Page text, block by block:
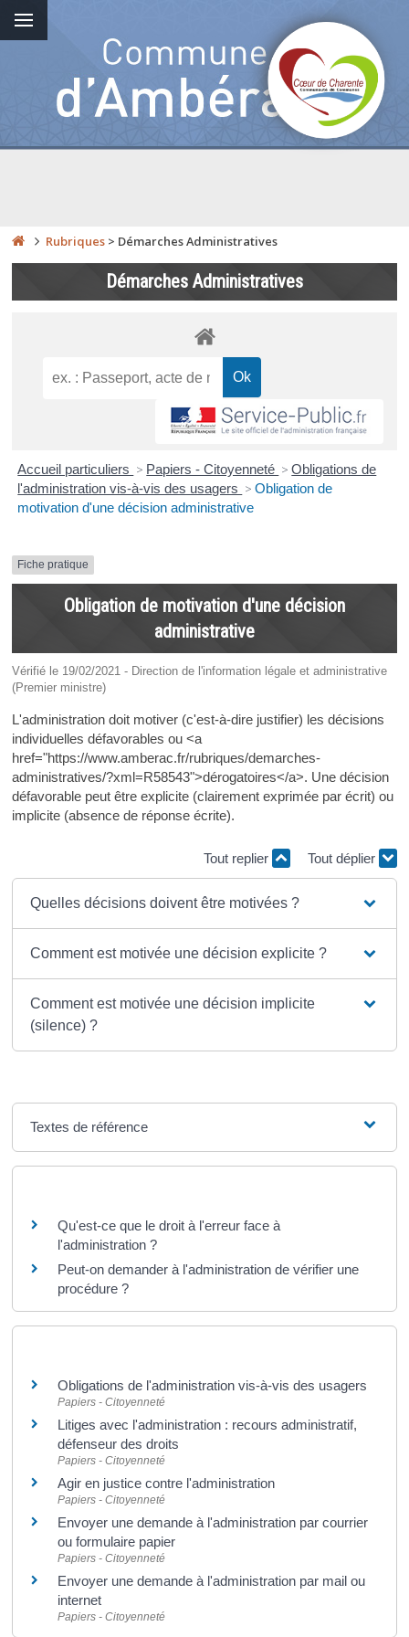
Rubriques > Démarches Administratives
Démarches Administratives
Accueil particuliers > Papiers - Citoyenneté > Obligations de
l'administration vis-à-vis des usagers > Obligation de
motivation d'une décision administrative
Fiche pratique
Obligation de motivation d'une décision
administrative
Vérifié le 19/02/2021 - Direction de l'information légale et administrative
(Premier ministre)
L'administration doit motiver (c'est-à-dire justifier) les décisions
individuelles défavorables ou <a
href="https://www.amberac.fr/rubriques/demarches-
administratives/?xml=R58543">dérogatoires</a>. Une décision
défavorable peut être explicite (clairement exprimée par écrit) ou
implicite (absence de réponse écrite).
Tout replier Tout déplier
Quelles décisions doivent être motivées ?
Comment est motivée une décision explicite ?
Comment est motivée une décision implicite
(silence) ?
Textes de référence
Qu'est-ce que le droit à l'erreur face à
l'administration ?
Peut-on demander à l'administration de vérifier une
procédure ?
Obligations de l'administration vis-à-vis des usagers
Papiers - Citoyenneté
Litiges avec l'administration : recours administratif,
défenseur des droits
Papiers - Citoyenneté
Agir en justice contre l'administration
Papiers - Citoyenneté
Envoyer une demande à l'administration par courrier
ou formulaire papier
Papiers - Citoyenneté
Envoyer une demande à l'administration par mail ou
internet
Papiers - Citoyenneté